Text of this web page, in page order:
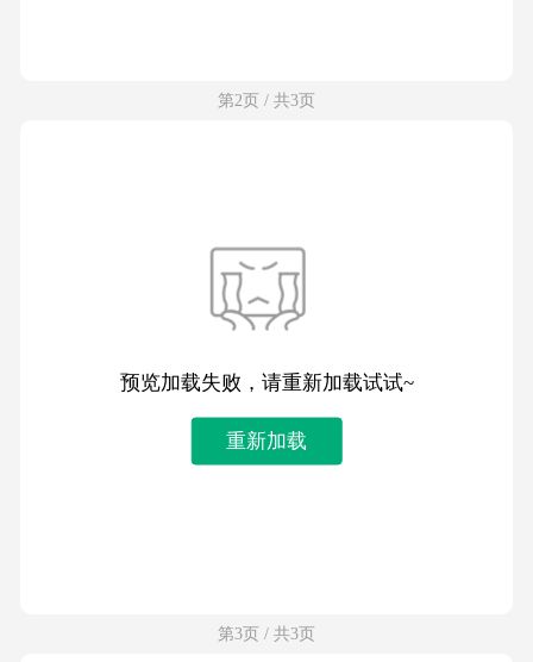
第2页 / 共3页
预览加载失败，请重新加载试试~
重新加载
第3页 / 共3页